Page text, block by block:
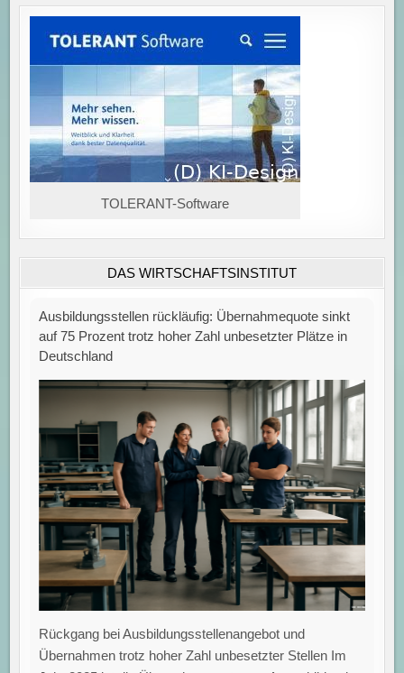
TOLERANT-Software
DAS WIRTSCHAFTSINSTITUT
Ausbildungsstellen rückläufig: Übernahmequote sinkt
auf 75 Prozent trotz hoher Zahl unbesetzter Plätze in
Deutschland
Rückgang bei Ausbildungsstellenangebot und
Übernahmen trotz hoher Zahl unbesetzter Stellen Im